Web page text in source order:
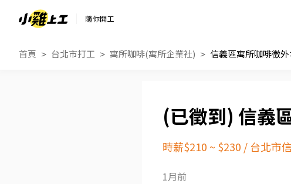
隨你開工
首頁 台北市打工 寓所咖啡(寓所企業社) 信義區寓所咖啡徵
信義
時薪$210 ~ $230 / 台北市
1月前